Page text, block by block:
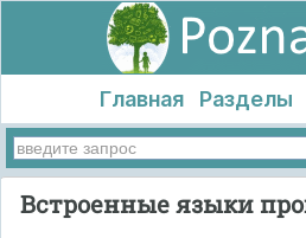
Главная Разделы
Встроенные языки